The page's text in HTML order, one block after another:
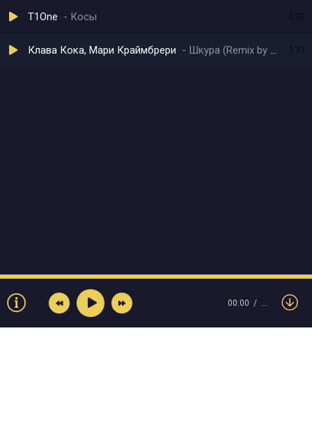
T1One Косы
Клава Кока, Мари Краймбрери Шкура (Remix by Narbekov) 2:32
00:00 …